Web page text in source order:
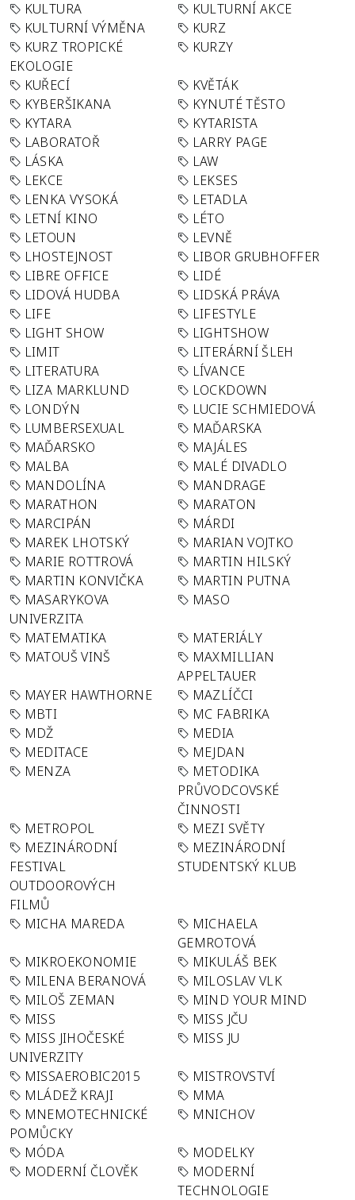
KULTURA
KULTURNÍ AKCE
KULTURNÍ VÝMĚNA
KURZ
KURZ TROPICKÉ
EKOLOGIE
KURZY
KUŘECÍ
KVĚTÁK
KYBERŠIKANA
KYNUTÉ TĚSTO
KYTARA
KYTARISTA
LABORATOŘ
LARRY PAGE
LÁSKA
LAW
LEKCE
LEKSES
LENKA VYSOKÁ
LETADLA
LETNÍ KINO
LÉTO
LETOUN
LEVNĚ
LHOSTEJNOST
LIBOR GRUBHOFFER
LIBRE OFFICE
LIDÉ
LIDOVÁ HUDBA
LIDSKÁ PRÁVA
LIFE
LIFESTYLE
LIGHT SHOW
LIGHTSHOW
LIMIT
LITERÁRNÍ ŠLEH
LITERATURA
LÍVANCE
LIZA MARKLUND
LOCKDOWN
LONDÝN
LUCIE SCHMIEDOVÁ
LUMBERSEXUAL
MAĎARSKA
MAĎARSKO
MAJÁLES
MALBA
MALÉ DIVADLO
MANDOLÍNA
MANDRAGE
MARATHON
MARATON
MARCIPÁN
MÁRDI
MAREK LHOTSKÝ
MARIAN VOJTKO
MARIE ROTTROVÁ
MARTIN HILSKÝ
MARTIN KONVIČKA
MARTIN PUTNA
MASARYKOVA
UNIVERZITA
MASO
MATEMATIKA
MATERIÁLY
MATOUŠ VINŠ
MAXMILLIAN
APPELTAUER
MAYER HAWTHORNE
MAZLÍČCI
MBTI
MC FABRIKA
MDŽ
MEDIA
MEDITACE
MEJDAN
MENZA
METODIKA
PRŮVODCOVSKÉ
ČINNOSTI
METROPOL
MEZI SVĚTY
MEZINÁRODNÍ
FESTIVAL
OUTDOOROVÝCH
FILMŮ
MEZINÁRODNÍ
STUDENTSKÝ KLUB
MICHA MAREDA
MICHAELA
GEMROTOVÁ
MIKROEKONOMIE
MIKULÁŠ BEK
MILENA BERANOVÁ
MILOSLAV VLK
MILOŠ ZEMAN
MIND YOUR MIND
MISS
MISS JČU
MISS JIHOČESKÉ
UNIVERZITY
MISS JU
MISSAEROBIC2015
MISTROVSTVÍ
MLÁDEŽ KRAJI
MMA
MNEMOTECHNICKÉ
POMŮCKY
MNICHOV
MÓDA
MODELKY
MODERNÍ ČLOVĚK
MODERNÍ
TECHNOLOGIE